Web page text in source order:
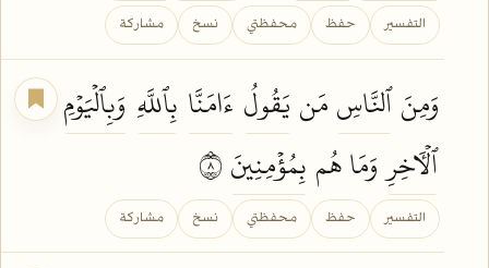
التفسير حفظ محفظتي نسخ مشاركة
وَمِنَٱلنَّاسِمَن يَقُولُ ءَامَنَّا بِٱللَّهِ وَبِٱلۡيَوۡمِ
ٱلۡأٓخِرِوَمَا هُم بِمُؤۡمِنِينَ
التفسير حفظ محفظتي نسخ مشاركة